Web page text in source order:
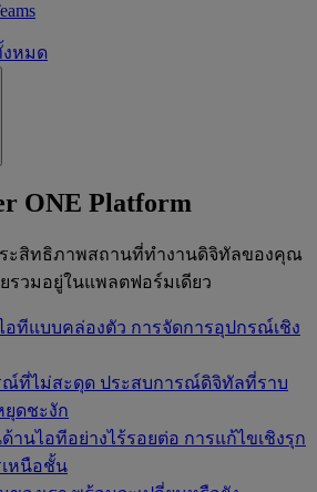
หมด
ONE Platform
ระสิทธิภาพสถานที่ทำงานดิจิทัลของคุณ
รวมอยู่ในแพลตฟอร์มเดียว
อทีแบบคล่องตัว การจัดการอุปกรณ์เชิง
ณ์ที่ไม่สะดุด ประสบการณ์ดิจิทัลที่ราบ
ดชะงัก
านไอทีอย่างไร้รอยต่อ การแก้ไขเชิงรุก
หนือชั้น